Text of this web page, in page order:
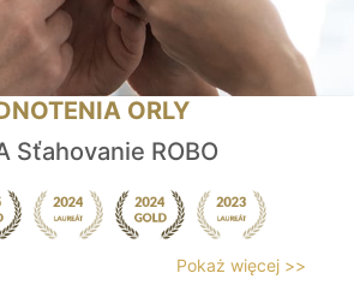
ORLY
Sťahovanie ROBO
Pokaż więcej >>